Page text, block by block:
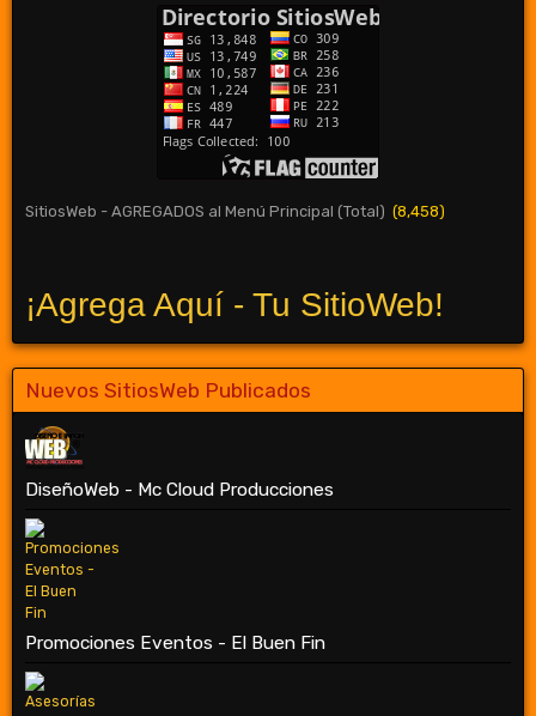
SitiosWeb - AGREGADOS al Menú Principal (Total) (8,458)
¡Agrega Aquí - Tu SitioWeb!
Nuevos SitiosWeb Publicados
DiseñoWeb - Mc Cloud Producciones
Promociones Eventos - El Buen Fin